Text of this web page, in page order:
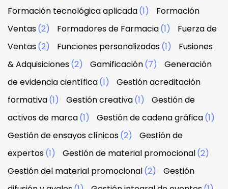
Formación tecnológica aplicada(1)
Formación
Ventas(2) Formadores de Farmacia(1)
Fuerza de
Ventas(2) Funciones personalizadas(1)
Fusiones
& Adquisiciones(2) Gamificación(7)
Generación
de evidencia científica(1)
Gestión acreditación
formativa(1) Gestión creativa(1)
Gestión de
activos de marca(1) Gestión de cadena gráfica(1)
Gestión de ensayos clínicos(2)
Gestión de
expertos(1) Gestión de material promocional(2)
Gestión del material promocional(2)
Gestión